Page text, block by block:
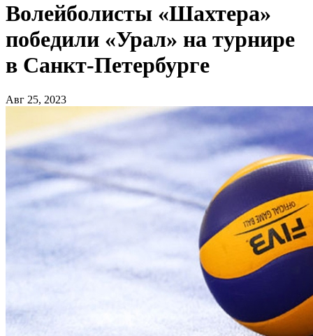
Волейболисты «Шахтера»
победили «Урал» на турнире
в Санкт-Петербурге
Авг 25, 2023